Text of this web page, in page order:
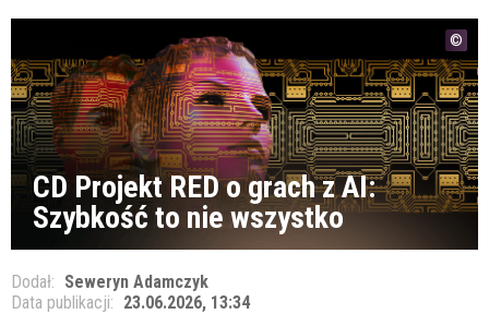
CD Projekt RED o grach z AI:
Szybkość to nie wszystko
Dodał: Seweryn Adamczyk
Data publikacji: 23.06.2026, 13:34